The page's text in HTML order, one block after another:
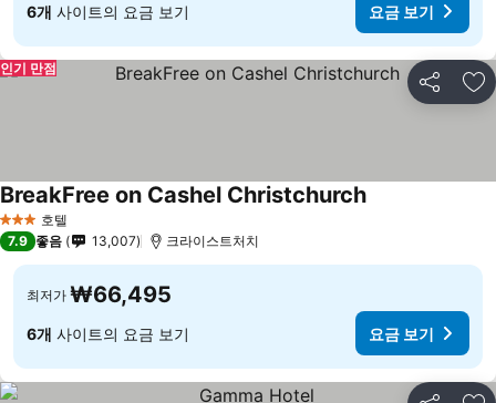
6개 사이트의 요금 보기 요금 보기
공유 즐
인기 만점
3 성급 호텔
BreakFree on Cashel Christchurch
7.9 좋음 13,007 크라이스트처치
최저가 ₩66,495
6개 사이트의 요금 보기 요금 보기